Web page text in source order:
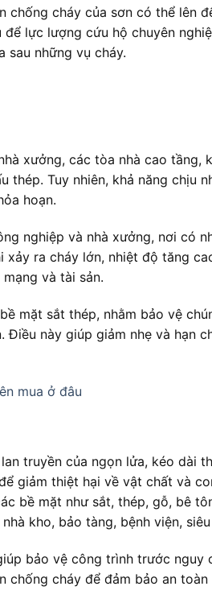
cháy của sơn có thể lên
lực lượng cứu hộ chuyên
sau những vụ cháy.
xưởng, các tòa nhà cao tầng,
thép. Tuy nhiên, khả năng chịu
hoạn.
nghiệp và nhà xưởng, nơi có
xảy ra cháy lớn, nhiệt độ tăng
và tài sản.
mặt sắt thép, nhằm bảo vệ
này giúp giảm nhẹ và hạn
mua ở đâu
truyền của ngọn lửa, kéo dài
giảm thiệt hại về vật chất và
bề mặt như sắt, thép, gỗ, bê
kho, bảo tàng, bệnh viện,
bảo vệ công trình trước nguy
cháy để đảm bảo an